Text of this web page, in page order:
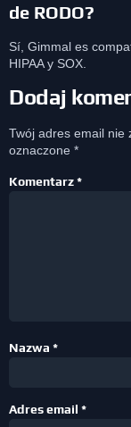
de RODO?
Sí, Gimmal es
HIPAA y SOX.
Dodaj
Twój adres email nie
oznaczone *
Komentarz*
Nazwa *
Adres email *